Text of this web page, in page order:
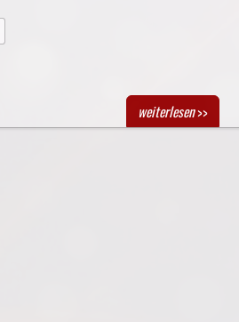
weiterlesen>>